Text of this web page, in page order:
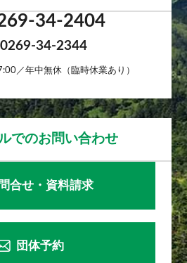
34-2404
0269-34-2344
／年中無休（臨時休業あり）
でのお問い合わせ
合せ・資料請求
団体予約